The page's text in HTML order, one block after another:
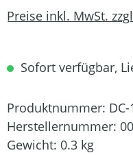
Preise inkl. MwSt.
Sofort verfügbar,
Produktnummer:
Herstellernummer:
Gewicht: 0.3 kg